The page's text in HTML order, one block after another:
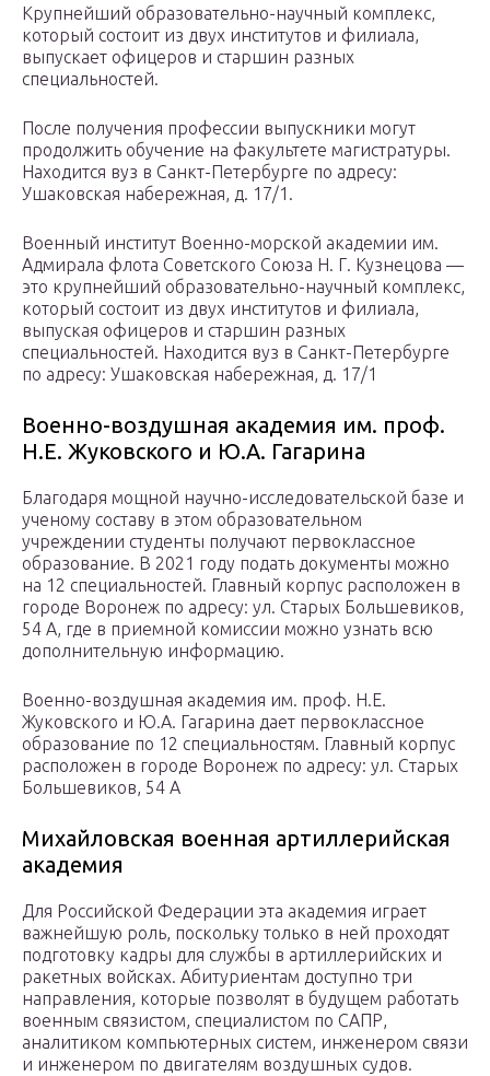
Крупнейший образовательно-научный комплекс,
который состоит из двух институтов и филиала,
выпускает офицеров и старшин разных
специальностей.
После получения профессии выпускники могут
продолжить обучение на факультете магистратуры.
Находится вуз в Санкт-Петербурге по адресу:
Ушаковская набережная, д. 17/1.
Военный институт Военно-морской академии им.
Адмирала флота Советского Союза Н. Г. Кузнецова —
это крупнейший образовательно-научный комплекс,
который состоит из двух институтов и филиала,
выпуская офицеров и старшин разных
специальностей. Находится вуз в Санкт-Петербурге
по адресу: Ушаковская набережная, д. 17/1
Военно-воздушная академия им. проф.
Н.Е. Жуковского и Ю.А. Гагарина
Благодаря мощной научно-исследовательской базе и
ученому составу в этом образовательном
учреждении студенты получают первоклассное
образование. В 2021 году подать документы можно
на 12 специальностей. Главный корпус расположен в
городе Воронеж по адресу: ул. Старых Большевиков,
54 А, где в приемной комиссии можно узнать всю
дополнительную информацию.
Военно-воздушная академия им. проф. Н.Е.
Жуковского и Ю.А. Гагарина дает первоклассное
образование по 12 специальностям. Главный корпус
расположен в городе Воронеж по адресу: ул. Старых
Большевиков, 54 А
Михайловская военная артиллерийская
академия
Для Российской Федерации эта академия играет
важнейшую роль, поскольку только в ней проходят
подготовку кадры для службы в артиллерийских и
ракетных войсках. Абитуриентам доступно три
направления, которые позволят в будущем работать
военным связистом, специалистом по САПР,
аналитиком компьютерных систем, инженером связи
и инженером по двигателям воздушных судов.